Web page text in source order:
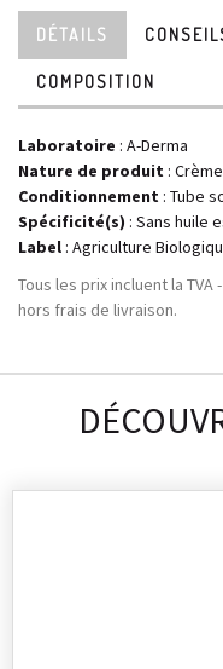
DÉTAILS
COMPOSITION
Laboratoire : A-Derma
Nature de produit : Crème
Conditionnement : Tube
Spécificité(s) : Sans huile
Label : Agriculture
Tous les prix incluent la TVA -
hors frais de livraison.